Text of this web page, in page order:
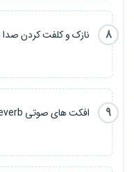
8
نازک و کلفت کردن صدا
9
افکت های صوتی Reverb ( بعد دادن به صدا )